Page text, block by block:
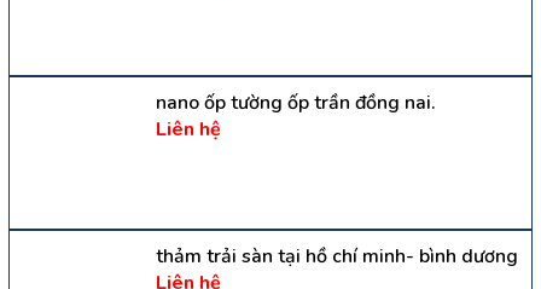
nano ốp tường ốp trần đồng nai.
Liên hệ
thảm trải sàn tại hồ chí minh- bình dương
Liên hệ